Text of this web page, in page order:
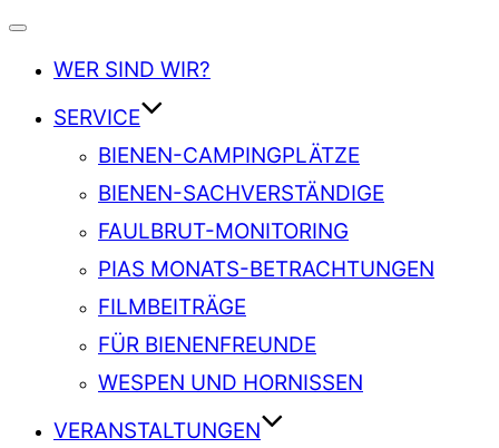
Navigation
WER SIND WIR?
SERVICE
BIENEN-CAMPINGPLÄTZE
BIENEN-SACHVERSTÄNDIGE
FAULBRUT-MONITORING
PIAS MONATS-BETRACHTUNGEN
FILMBEITRÄGE
FÜR BIENENFREUNDE
WESPEN UND HORNISSEN
VERANSTALTUNGEN